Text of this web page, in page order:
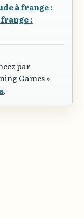
à frange :
:
par
Games »
.